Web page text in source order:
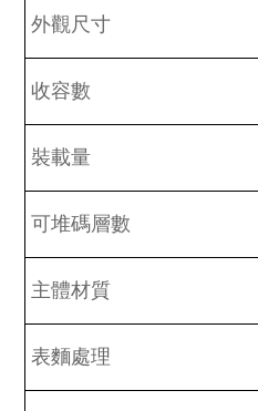
外觀尺寸
收容數
裝載量
可堆碼層數
主體材質
表麵處理